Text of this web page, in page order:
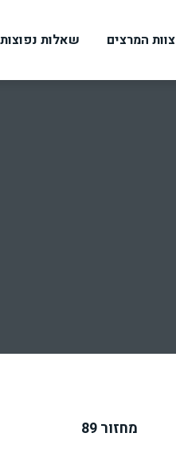
צוות המרצים שאלות נפוצות
מחזור 89